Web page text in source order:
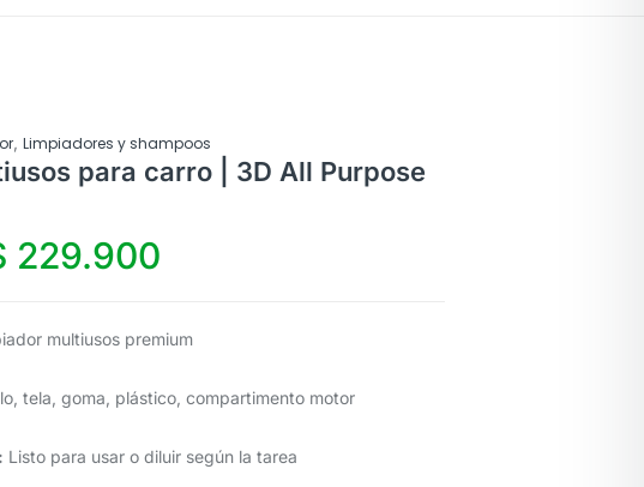
, Limpiadores y shampoos
para carro | 3D All Purpose
229.900
multiusos premium
tela, goma, plástico, compartimento motor
Listo para usar o diluir según la tarea